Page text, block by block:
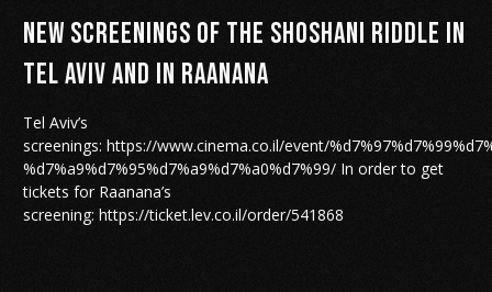
New Screenings of The Shoshani Riddle in
Tel Aviv and in Raanana
Tel Aviv’s
screenings: https://www.cinema.co.il/event/
%d7%a9%d7%95%d7%a9%d7%a0%d7%99/ In order to get
tickets for Raanana’s
screening: https://ticket.lev.co.il/order/541868